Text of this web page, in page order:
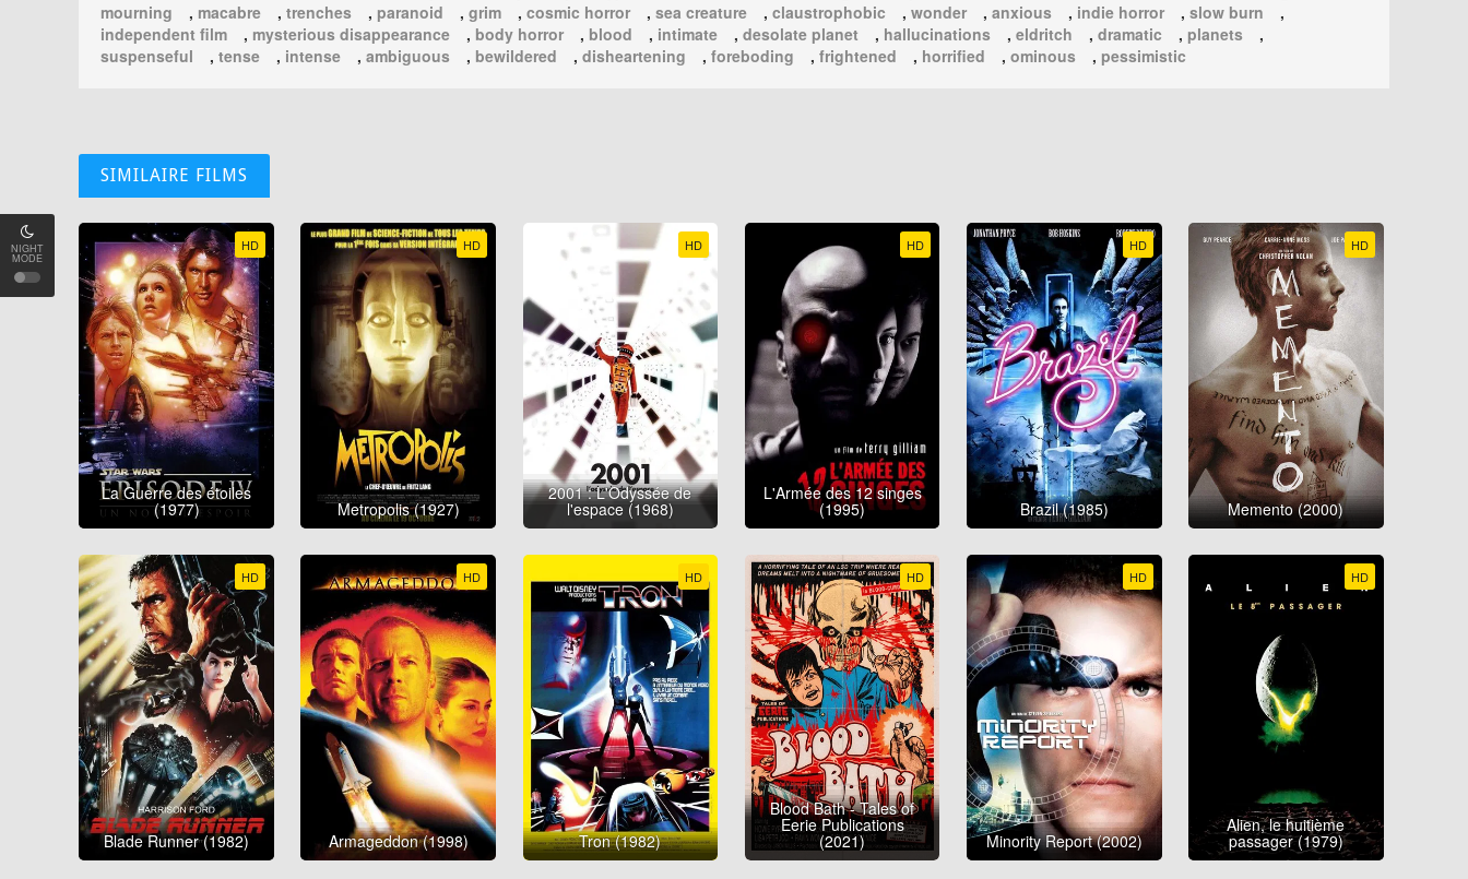
NIGHT
MODE
mourning
, macabre , trenches , paranoid , grim , cosmic horror , sea creature , claustrophobic , wonder , anxious , indie horror , slow burn
,
independent film
, mysterious disappearance , body horror , blood , intimate , desolate planet , hallucinations , eldritch , dramatic , planets
,
suspenseful
, tense , intense , ambiguous , bewildered , disheartening , foreboding , frightened , horrified , ominous , pessimistic
SIMILAIRE FILMS
HD
La Guerre des étoiles
(1977)
HD
Metropolis (1927)
HD
2001 : L'Odyssée de
l'espace (1968)
HD
L'Armée des 12 singes
(1995)
HD
Brazil (1985)
HD
Memento (2000)
HD
Blade Runner (1982)
HD
Armageddon (1998)
HD
Tron (1982)
HD
Blood Bath - Tales of
Eerie Publications
(2021)
HD
Minority Report (2002)
HD
Alien, le huitième
passager (1979)